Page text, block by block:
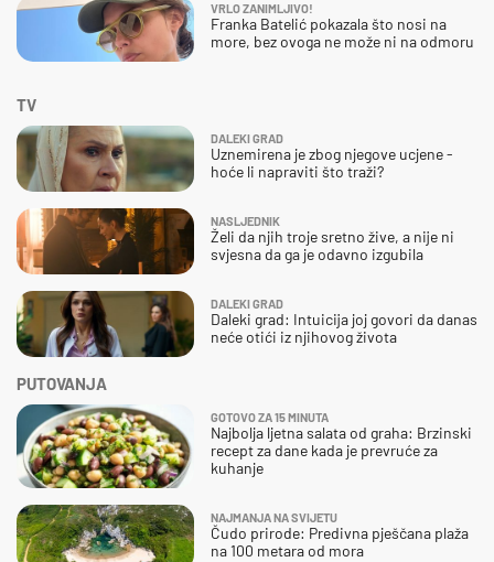
VRLO ZANIMLJIVO!
Franka Batelić pokazala što nosi na
more, bez ovoga ne može ni na odmoru
TV
DALEKI GRAD
Uznemirena je zbog njegove ucjene -
hoće li napraviti što traži?
NASLJEDNIK
Želi da njih troje sretno žive, a nije ni
svjesna da ga je odavno izgubila
DALEKI GRAD
Daleki grad: Intuicija joj govori da danas
neće otići iz njihovog života
PUTOVANJA
GOTOVO ZA 15 MINUTA
Najbolja ljetna salata od graha: Brzinski
recept za dane kada je prevruće za
kuhanje
NAJMANJA NA SVIJETU
Čudo prirode: Predivna pješčana plaža
na 100 metara od mora